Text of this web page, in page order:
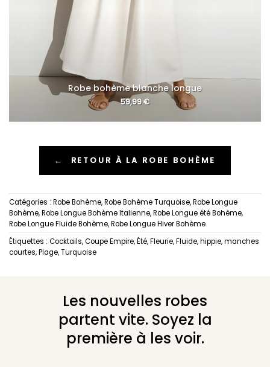
Robe bohème blanche longue
59,99€
← RETOUR À LA ROBE BOHÈME
Catégories : Robe Bohème,Robe Bohème Turquoise,Robe Longue
Bohème,Robe Longue Bohème Italienne,Robe Longue été Bohème,
Robe Longue Fluide Bohème,Robe Longue Hiver Bohème
Étiquettes : Cocktails,Coupe Empire,Été,Fleurie,Fluide,hippie,manches
courtes,Plage,Turquoise
Les nouvelles robes
partent vite. Soyez la
première à les voir.